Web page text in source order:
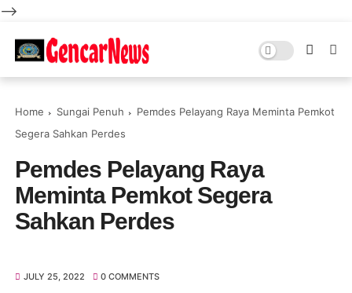
-->
Home Sungai Penuh
Pemdes Pelayang Raya Meminta Pemkot
Segera Sahkan Perdes
Pemdes Pelayang Raya
Meminta Pemkot Segera
Sahkan Perdes
JULY 25, 2022 0 COMMENTS